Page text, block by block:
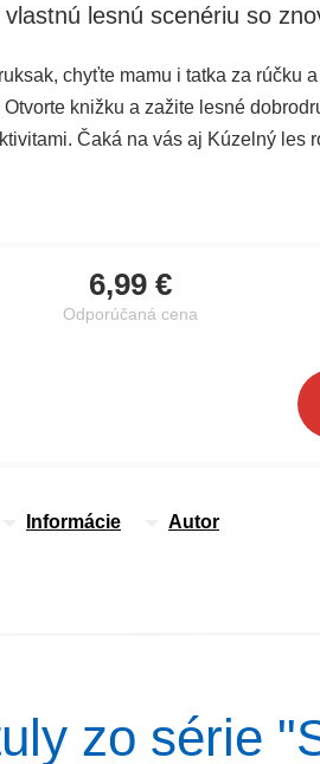
lesnú scenériu so
chyťte mamu i tatka za rúčku
Otvorte knižku a zažite lesné
Čaká na vás aj Kúzelný les
6,99 €
Odporúčaná cena
Informácie Autor
zo série